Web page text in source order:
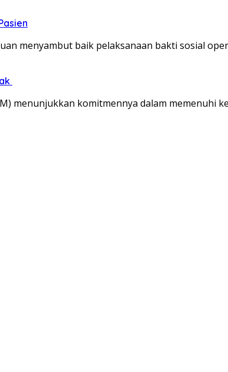
menyambut baik pelaksanaan bakti sosial
menunjukkan komitmennya dalam memenuhi